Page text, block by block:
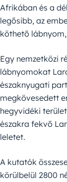
Afrikában és a
legősibb, az
köthető lábnyom,
Egy nemzetközi
lábnyomokat
északnyugati
megkövesedett
hegyvidéki
északra fekvő
leletet.
A kutatók
körülbelül 2800